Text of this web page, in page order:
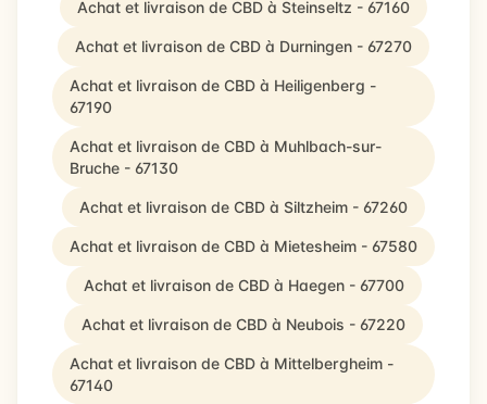
Achat et livraison de CBD à Steinseltz - 67160
Achat et livraison de CBD à Durningen - 67270
Achat et livraison de CBD à Heiligenberg -
67190
Achat et livraison de CBD à Muhlbach-sur-
Bruche - 67130
Achat et livraison de CBD à Siltzheim - 67260
Achat et livraison de CBD à Mietesheim - 67580
Achat et livraison de CBD à Haegen - 67700
Achat et livraison de CBD à Neubois - 67220
Achat et livraison de CBD à Mittelbergheim -
67140